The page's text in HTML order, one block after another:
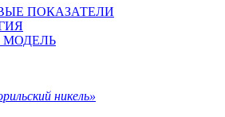
ПОКАЗАТЕЛИ
никель»